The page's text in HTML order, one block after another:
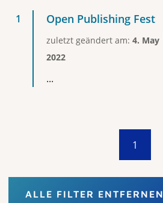
Open Publishing Fest
zuletzt geändert am: 4. May
2022
...
1
ALLE FILTER ENTFERNEN